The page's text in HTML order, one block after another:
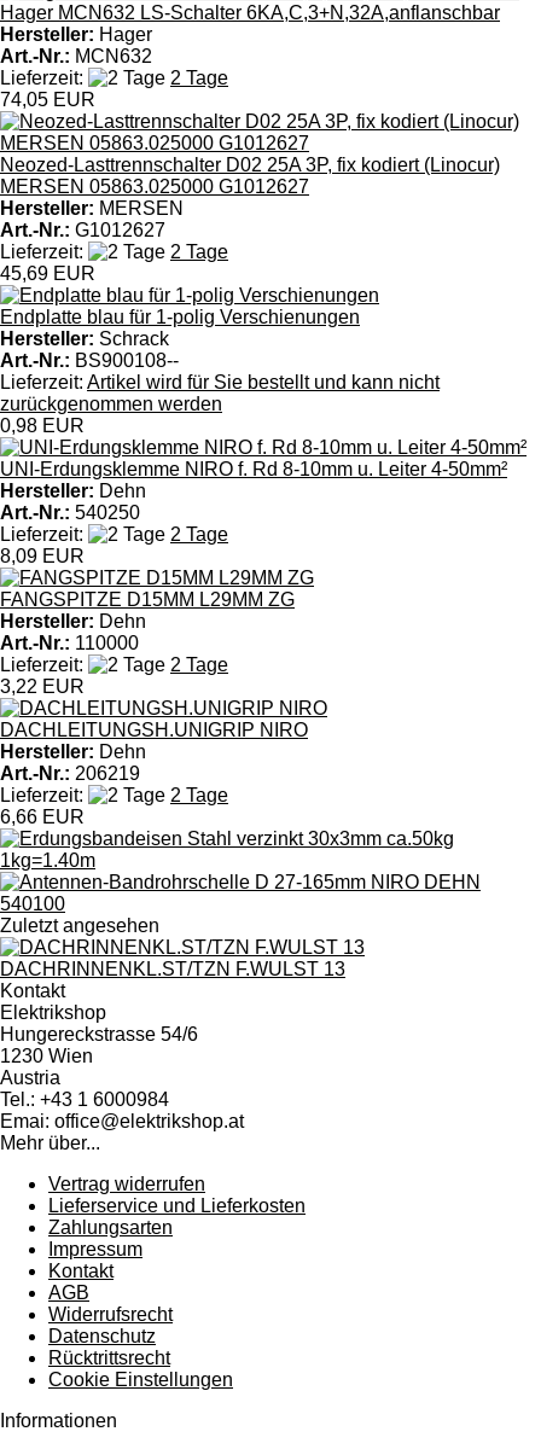
Hager MCN632 LS-Schalter 6KA,C,3+N,32A,anflanschbar
Hersteller: Hager
Art.-Nr.: MCN632
Lieferzeit:
2 Tage
74,05 EUR
Neozed-Lasttrennschalter D02 25A 3P, fix kodiert (Linocur)
MERSEN 05863.025000 G1012627
Hersteller: MERSEN
Art.-Nr.: G1012627
Lieferzeit:
2 Tage
45,69 EUR
Endplatte blau für 1-polig Verschienungen
Hersteller: Schrack
Art.-Nr.: BS900108--
Lieferzeit: Artikel wird für Sie bestellt und kann nicht
zurückgenommen werden
0,98 EUR
UNI-Erdungsklemme NIRO f. Rd 8-10mm u. Leiter 4-50mm²
Hersteller: Dehn
Art.-Nr.: 540250
Lieferzeit:
2 Tage
8,09 EUR
FANGSPITZE D15MM L29MM ZG
Hersteller: Dehn
Art.-Nr.: 110000
Lieferzeit:
2 Tage
3,22 EUR
DACHLEITUNGSH.UNIGRIP NIRO
Hersteller: Dehn
Art.-Nr.: 206219
Lieferzeit:
2 Tage
6,66 EUR
Zuletzt angesehen
DACHRINNENKL.ST/TZN F.WULST 13
Kontakt
Elektrikshop
Hungereckstrasse 54/6
1230 Wien
Austria
Tel.: +43 1 6000984
Emai: office@elektrikshop.at
Mehr über...
Vertrag widerrufen
Lieferservice und Lieferkosten
Zahlungsarten
Impressum
Kontakt
AGB
Widerrufsrecht
Datenschutz
Rücktrittsrecht
Cookie Einstellungen
Informationen